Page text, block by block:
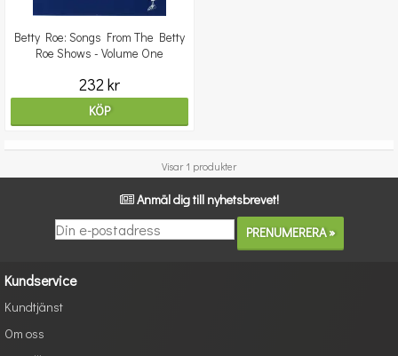
Betty Roe: Songs From The Betty
Roe Shows - Volume One
232 kr
KÖP
Visar 1 produkter
Anmäl dig till nyhetsbrevet!
Kundservice
Kundtjänst
Om oss